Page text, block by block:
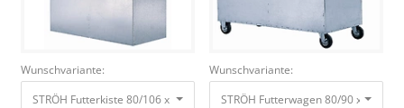
Wunschvariante:
STRÖH Futterkiste 80/106 x 100 x 60 cm Mit 2 Fächern498,90 €420,18 €
Wunschvariante:
STRÖH Futterwagen 80/90 x 120 x